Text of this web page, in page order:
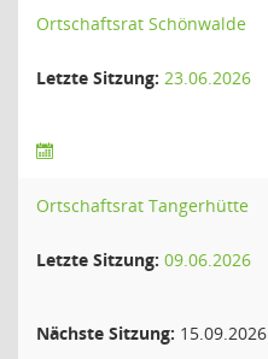
Ortschaftsrat Schönwalde
Letzte Sitzung: 23.06.2026
Ortschaftsrat Tangerhütte
Letzte Sitzung: 09.06.2026
Nächste Sitzung: 15.09.2026